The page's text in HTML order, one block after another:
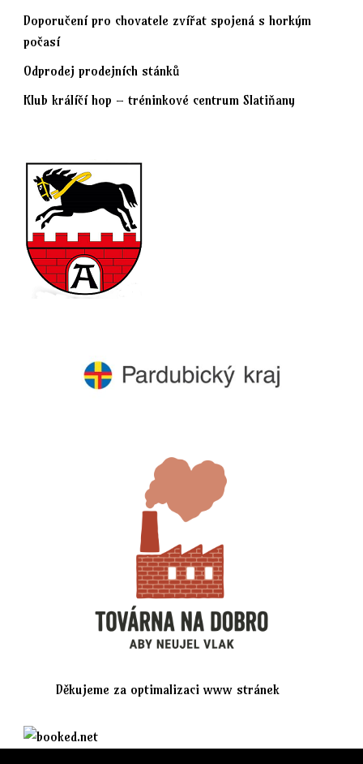
Doporučení pro chovatele zvířat spojená s horkým
počasí
Odprodej prodejních stánků
Klub králíčí hop – tréninkové centrum Slatiňany
Děkujeme za optimalizaci www stránek